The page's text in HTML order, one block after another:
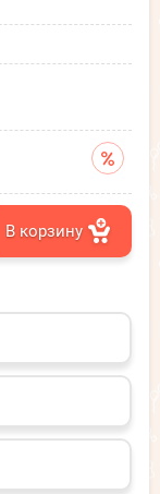
В корзину